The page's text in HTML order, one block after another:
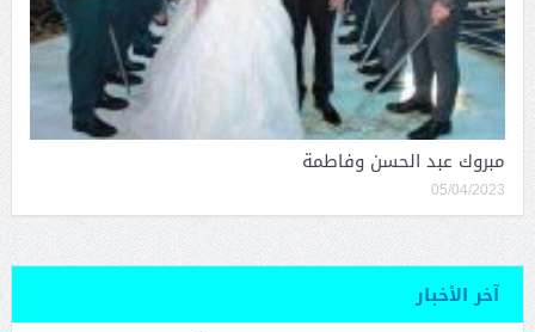
مبروك عبد الحسن وفاطمة
05/04/2023
آخر الأخبار